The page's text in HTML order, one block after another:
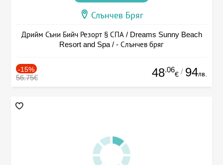
Слънчев Бряг
Дрийм Съни Бийч Резорт § СПА / Dreams Sunny Beach
Resort and Spa / - Слънчев бряг
-15%
56.75€ 48.06
€ / 94лв.